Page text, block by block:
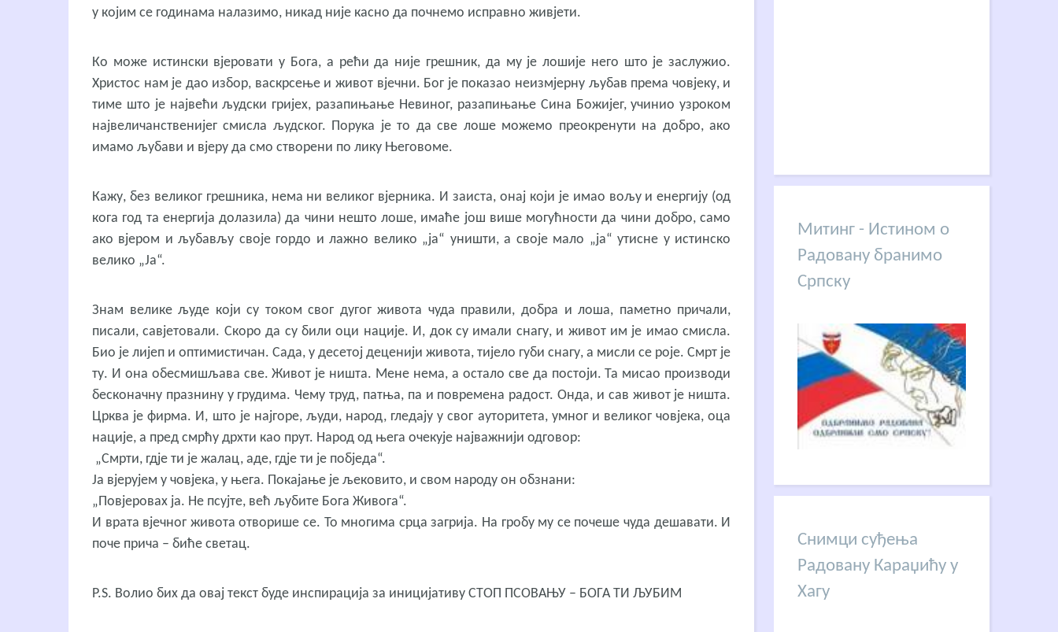
у којим се годинама налазимо, никад није касно да почнемо исправно живјети.
Ко може истински вјеровати у Бога, а рећи да није грешник, да му је лошије него што је заслужио.
Христос нам је дао избор, васкрсење и живот вјечни. Бог је показао неизмјерну љубав према човјеку, и
тиме што је највећи људски гријех, разапињање Невиног, разапињање Сина Божијег, учинио узроком
највеличанственијег смисла људског. Порука је то да све лоше можемо преокренути на добро, ако
имамо љубави и вјеру да смо створени по лику Његовоме.
Кажу, без великог грешника, нема ни великог вјерника. И заиста, онај који је имао вољу и енергију (од
кога год та енергија долазила) да чини нешто лоше, имаће још више могућности да чини добро, само
ако вјером и љубављу своје гордо и лажно велико „ја“ уништи, а своје мало „ја“ утисне у истинско
велико „Ја“.
Знам велике људе који су током свог дугог живота чуда правили, добра и лоша, паметно причали,
писали, савјетовали. Скоро да су били оци нације. И, док су имали снагу, и живот им је имао смисла.
Био је лијеп и оптимистичан. Сада, у десетој деценији живота, тијело губи снагу, а мисли се роје. Смрт је
ту. И она обесмишљава све. Живот је ништа. Мене нема, а остало све да постоји. Та мисао производи
бесконачну празнину у грудима. Чему труд, патња, па и повремена радост. Онда, и сав живот је ништа.
Црква је фирма. И, што је најгоре, људи, народ, гледају у свог ауторитета, умног и великог човјека, оца
нације, а пред смрћу дрхти као прут. Народ од њега очекује најважнији одговор:
„Смрти, гдје ти је жалац, аде, гдје ти је побједа“.
Ја вјерујем у човјека, у њега. Покајање је љековито, и свом народу он обзнани:
„Повјеровах ја. Не псујте, већ љубите Бога Живога“.
И врата вјечног живота отворише се. То многима срца загрија. На гробу му се почеше чуда дешавати. И
поче прича – биће светац.
P.S. Волио бих да овај текст буде инспирација за иницијативу СТОП ПСОВАЊУ – БОГА ТИ ЉУБИМ
Митинг - Истином о
Радовану бранимо
Српску
Снимци суђења
Радовану Караџићу у
Хагу